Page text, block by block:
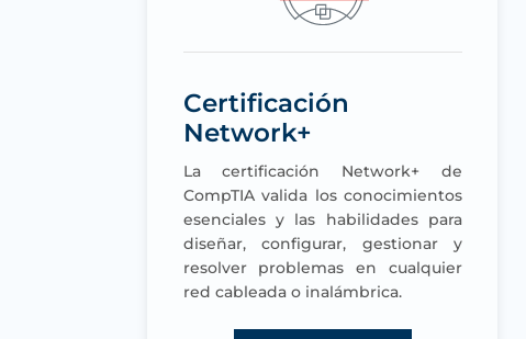
Certificación
Network+
La certificación Network+ de
CompTIA valida los conocimientos
esenciales y las habilidades para
diseñar, configurar, gestionar y
resolver problemas en cualquier
red cableada o inalámbrica.